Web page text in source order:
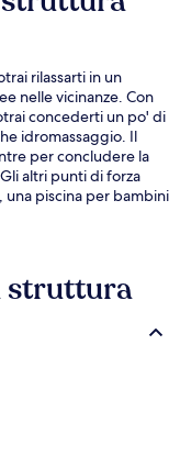
rilassarti in un
nelle vicinanze. Con
concederti un po' di
idromassaggio. Il
per concludere la
altri punti di forza
piscina per bambini
struttura